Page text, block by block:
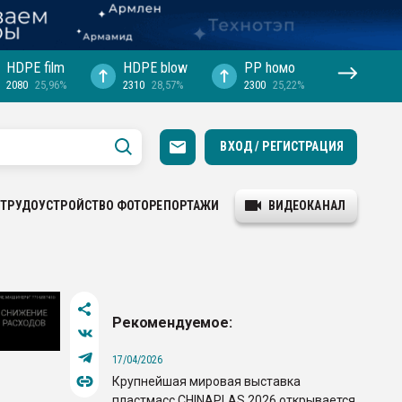
HDPE film
2080 25,96%
HDPE blow
2310 28,57%
PP hомо
2300 25,22%
ВХОД / РЕГИСТРАЦИЯ
ТРУДОУСТРОЙСТВО ФОТОРЕПОРТАЖИ ВИДЕОКАНАЛ
Рекомендуемое:
17/04/2026
Крупнейшая мировая выставка